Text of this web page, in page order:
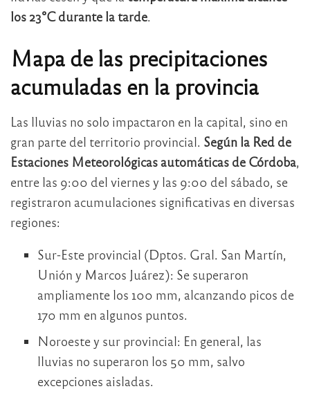
los 23°C durante la tarde.
Mapa de las precipitaciones
acumuladas en la provincia
Las lluvias no solo impactaron en la capital, sino en
gran parte del territorio provincial. Según la Red de
Estaciones Meteorológicas automáticas de Córdoba,
entre las 9:00 del viernes y las 9:00 del sábado, se
registraron acumulaciones significativas en diversas
regiones:
Sur-Este provincial (Dptos. Gral. San Martín,
Unión y Marcos Juárez): Se superaron
ampliamente los 100 mm, alcanzando picos de
170 mm en algunos puntos.
Noroeste y sur provincial: En general, las
lluvias no superaron los 50 mm, salvo
excepciones aisladas.